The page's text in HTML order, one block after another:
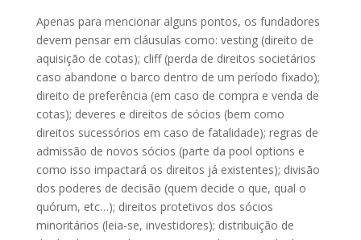
Apenas para mencionar alguns pontos, os fundadores
devem pensar em cláusulas como: vesting (direito de
aquisição de cotas); cliff (perda de direitos societários
caso abandone o barco dentro de um período fixado);
direito de preferência (em caso de compra e venda de
cotas); deveres e direitos de sócios (bem como
direitos sucessórios em caso de fatalidade); regras de
admissão de novos sócios (parte da pool options e
como isso impactará os direitos já existentes); divisão
dos poderes de decisão (quem decide o que, qual o
quórum, etc…); direitos protetivos dos sócios
minoritários (leia-se, investidores); distribuição de